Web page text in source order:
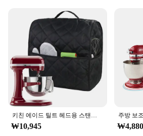
Shape or Size or Weight or
Lightweight
Parts and Accessories: Includes
Attachments for Diverse
Features:
|Vendors|
**Versatile Mixing Capabilities**
The KitchenAid 5Q Tilt Head
powerhouse in the kitchen,
wide range of mixing tasks with
키친 에이드 틸트 헤드용 스탠드 믹서 커버, 4.5-5 q, 블렌더 더스트 커버, 가정용 가제트 액세서리 포켓 포함
₩10,945 ₩4,880